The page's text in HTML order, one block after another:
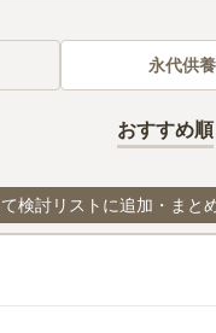
永代供
おすすめ順
検討リストに追加・まと